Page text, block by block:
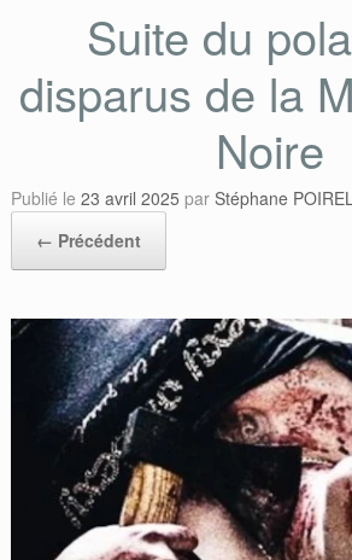
Suite du
disparus de la
Noire
Publié le 23 avril 2025 par Stéphane
← Précédent